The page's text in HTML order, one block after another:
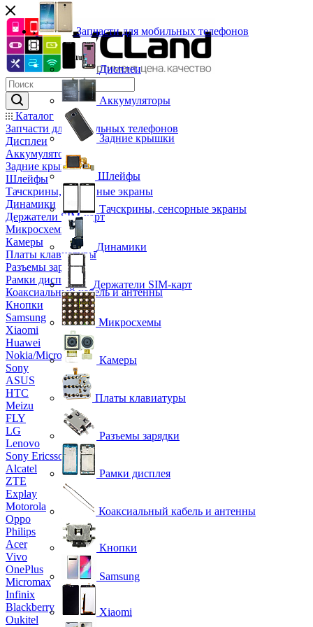
Каталог
Запчасти для мобильных телефонов
Дисплеи
Аккумуляторы
Задние крышки
Шлейфы
Тачскрины, сенсорные экраны
Динамики
Держатели SIM-карт
Микросхемы
Камеры
Платы клавиатуры
Разъемы зарядки
Рамки дисплея
Коаксиальный кабель и антенны
Кнопки
Samsung
Xiaomi
Huawei
Nokia/Microsoft
Sony
ASUS
HTC
Meizu
FLY
LG
Lenovo
Sony Ericsson
Alcatel
ZTE
Explay
Motorola
Oppo
Philips
Acer
Vivo
OnePlus
Micromax
Infinix
Blackberry
Oukitel
Запчасти для мобильных телефонов
Дисплеи
Аккумуляторы
Задние крышки
Шлейфы
Тачскрины, сенсорные экраны
Динамики
Держатели SIM-карт
Микросхемы
Камеры
Платы клавиатуры
Разъемы зарядки
Рамки дисплея
Коаксиальный кабель и антенны
Кнопки
Samsung
Xiaomi